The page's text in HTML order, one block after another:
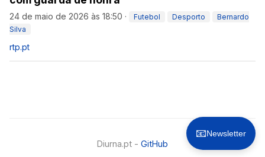
24 de maio de 2026 às 18:50 · Futebol Desporto
Bernardo
Silva
rtp.pt
Diurna.pt - GitHub
📧Newsletter